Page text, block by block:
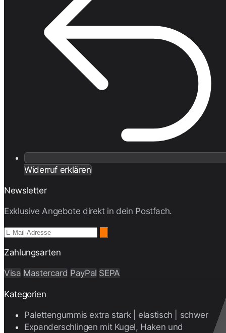
Widerruf erklären
Newsletter
Exklusive Angebote direkt in dein Postfach.
Zahlungsarten
Visa Mastercard PayPal SEPA
Kategorien
Palettengummis extra stark | elastisch | schwer
Expanderschlingen mit Kugel, Haken und